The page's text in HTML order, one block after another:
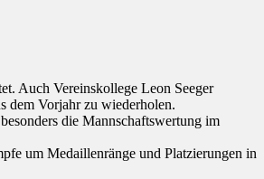
Auch Vereinskollege Leon Seeger
dem Vorjahr zu wiederholen.
die Mannschaftswertung im
um Medaillenränge und Platzierungen in